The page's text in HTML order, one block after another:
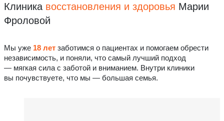
Клиника восстановления и здоровья Марии
Фроловой
Мы уже 18 лет заботимся о пациентах и помогаем обрести
независимость, и поняли, что самый лучший подход
— мягкая сила с заботой и вниманием. Внутри клиники
вы почувствуете, что мы — большая семья.